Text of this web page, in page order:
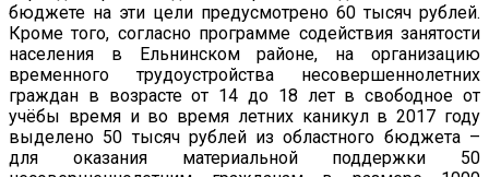
бюджете на эти цели предусмотрено 60 тысяч рублей.
Кроме того, согласно программе содействия занятости
населения в Ельнинском районе, на организацию
временного трудоустройства несовершеннолетних
граждан в возрасте от 14 до 18 лет в свободное от
учёбы время и во время летних каникул в 2017 году
выделено 50 тысяч рублей из областного бюджета –
для оказания материальной поддержки 50